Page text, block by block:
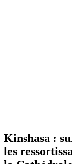
Kinshasa :
les